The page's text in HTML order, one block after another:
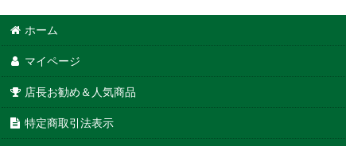
ホーム
マイページ
店長お勧め＆人気商品
特定商取引法表示